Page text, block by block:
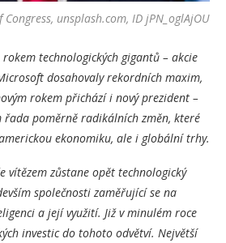
unsplash.com, ID jPN_oglAjOU
technologických gigantů – akcie
dosahovaly rekordních maxim,
rokem přichází i nový prezident –
řada poměrně radikálních změn, které
ekonomiku, ale i globální trhy.
vítězem zůstane opět technologický
společnosti zaměřující se na
a její využití. Již v minulém roce
investic do tohoto odvětví. Největší